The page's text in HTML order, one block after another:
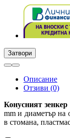
Затвори
Описание
Отзиви (0)
Конусният
mm и диаметър на
в стомана,